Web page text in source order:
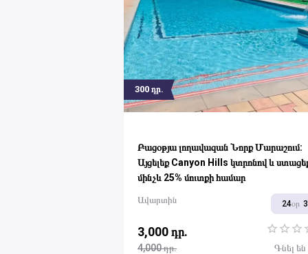
300 դր.
Բացօթյա լողավազան Նորք Մարաշում:
Այցելեք Canyon Hills կտրոնով և ստացեք
մինչև 25% մուտքի համար
Ավարտին 24օր
3,000 դր.
4,000 դր. 1 Star
2 3
Գնել են